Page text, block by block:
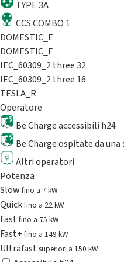
TYPE 3A
CCS COMBO 1
DOMESTIC_E
DOMESTIC_F
IEC_60309_2 three 32
IEC_60309_2 three 16
TESLA_R
Operatore
Be Charge accessibili h24
Be Charge ospitate da
Altri operatori
Potenza
Slowfino a 7 kW
Quickfino a 22 kW
Fastfino a 75 kW
Fast+fino a 149 kW
Ultrafast superiori a 150 kW